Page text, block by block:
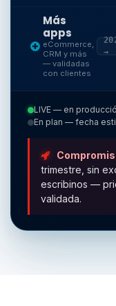
Más
apps
eCommerce,
CRM y más
— validadas
con clientes
→
LIVE — en
En plan — fecha
trimestre, sin
escribinos —
validada.